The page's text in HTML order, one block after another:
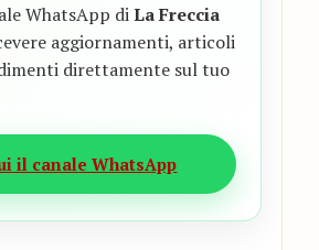
WhatsApp diLa Freccia
aggiornamenti, articoli
direttamente sul tuo
il canale WhatsApp